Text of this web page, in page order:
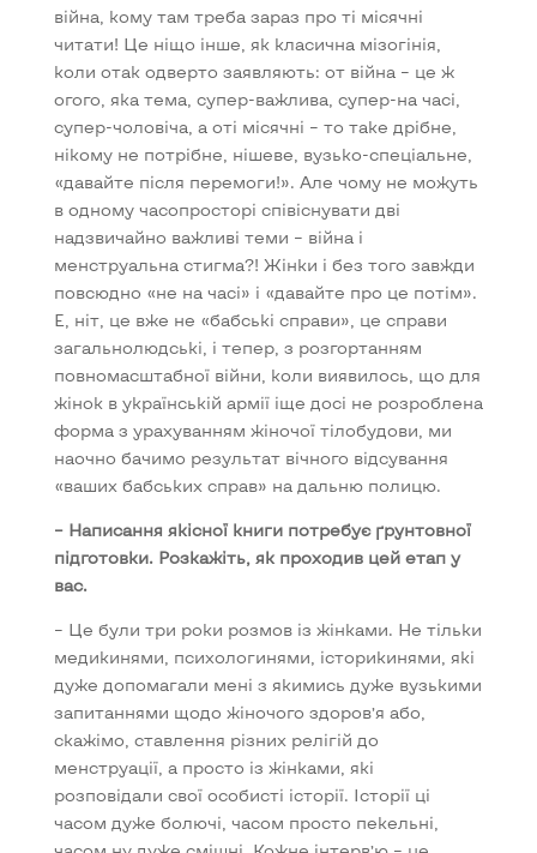
війна, кому там треба зараз про ті місячні
читати! Це ніщо інше, як класична мізогінія,
коли отак одверто заявляють: от війна – це ж
огого, яка тема, супер-важлива, супер-на часі,
супер-чоловіча, а оті місячні – то таке дрібне,
нікому не потрібне, нішеве, вузько-спеціальне,
«давайте після перемоги!». Але чому не можуть
в одному часопросторі співіснувати дві
надзвичайно важливі теми – війна і
менструальна стигма?! Жінки і без того завжди
повсюдно «не на часі» і «давайте про це потім».
Е, ніт, це вже не «бабські справи», це справи
загальнолюдські, і тепер, з розгортанням
повномасштабної війни, коли виявилось, що для
жінок в українській армії іще досі не розроблена
форма з урахуванням жіночої тілобудови, ми
наочно бачимо результат вічного відсування
«ваших бабських справ» на дальню полицю.
– Написання якісної книги потребує ґрунтовної
підготовки. Розкажіть, як проходив цей етап у
вас.
– Це були три роки розмов із жінками. Не тільки
медикинями, психологинями, історикинями, які
дуже допомагали мені з якимись дуже вузькими
запитаннями щодо жіночого здоров’я або,
скажімо, ставлення різних релігій до
менструації, а просто із жінками, які
розповідали свої особисті історії. Історії ці
часом дуже болючі, часом просто пекельні,